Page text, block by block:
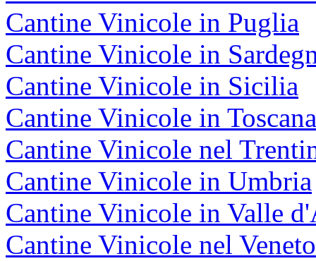
Cantine Vinicole in Puglia
Cantine Vinicole in
Cantine Vinicole in Sicilia
Cantine Vinicole in Toscana
Cantine Vinicole nel
Cantine Vinicole in Umbria
Cantine Vinicole in Valle
Cantine Vinicole nel Veneto